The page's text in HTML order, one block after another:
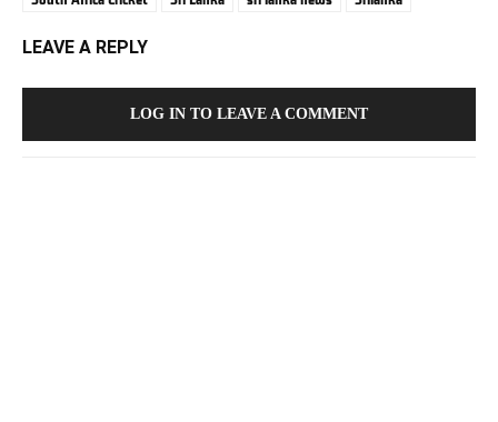
LEAVE A REPLY
LOG IN TO LEAVE A COMMENT